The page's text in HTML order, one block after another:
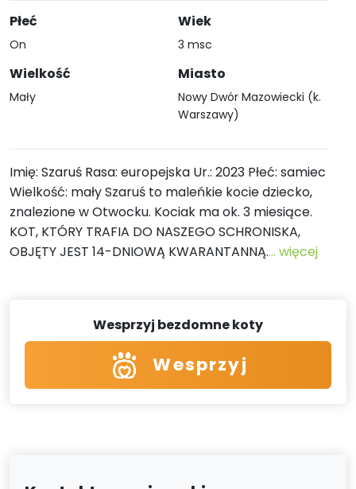
Płeć
On
Wielkość
Mały
Wiek
3 msc
Miasto
Nowy Dwór Mazowiecki (k.
Warszawy)
Imię: Szaruś Rasa: europejska Ur.: 2023 Płeć: samiec
Wielkość: mały Szaruś to maleńkie kocie dziecko,
znalezione w Otwocku. Kociak ma ok. 3 miesiące.
KOT, KTÓRY TRAFIA DO NASZEGO SCHRONISKA,
OBJĘTY JEST 14-DNIOWĄ KWARANTANNĄ.... więcej
Wesprzyj bezdomne koty
Wesprzyj